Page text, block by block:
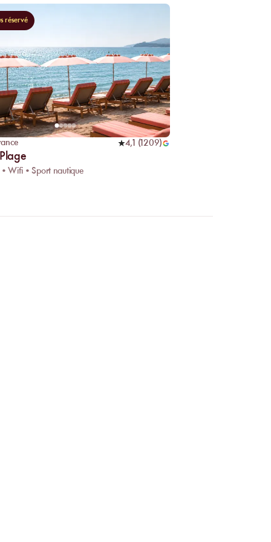
réservé
4,1 (1209)
• Wifi • Sport nautique